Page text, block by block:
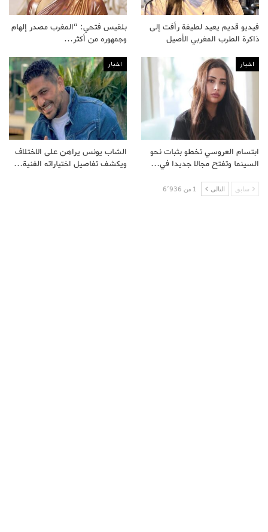
فيديو قديم يعيد لطيفة رأفت إلى
ذاكرة الطرب المغربي الأصيل
بلقيس فتحي: “المغرب مصدر إلهام
وجمهوره من أكثر…
اخبار
ابتسام العروسي تخطو بثبات نحو
السينما وتفتح مجالا جديدا في…
اخبار
الشاب يونس يراهن على الاختلاف
ويكشف تفاصيل اختياراته الفنية…
سابق التالى 1 من 6٬936